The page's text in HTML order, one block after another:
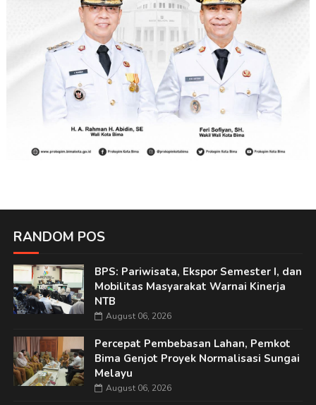
RANDOM POS
BPS: Pariwisata, Ekspor Semester I, dan
Mobilitas Masyarakat Warnai Kinerja
NTB
August 06, 2026
Percepat Pembebasan Lahan, Pemkot
Bima Genjot Proyek Normalisasi Sungai
Melayu
August 06, 2026